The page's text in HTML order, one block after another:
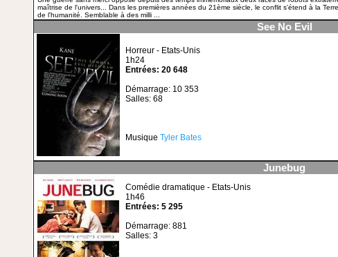
maîtrise de l'univers... Dans les premières années du 21ème siècle, le conflit s'étend à la
de l'humanité. Semblable à des milli ...
See No Evil
Horreur - Etats-Unis
1h24
Entrées: 20 648
Démarrage: 10 353
Salles: 68
Musique Tyler Bates
Junebug
Comédie dramatique - Etats-Unis
1h46
Entrées: 5 295
Démarrage: 881
Salles: 3